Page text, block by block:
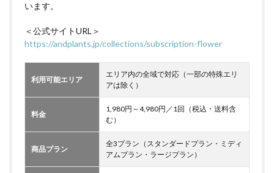
います。
＜公式サイトURL＞
https://andplants.jp/collections/subscription-flower
利用可能エリア
エリア内の全域で対応（一部の特殊エリ
アは除く）
料金
1,980円～4,980円／1回（税込・送料含
む）
商品プラン
全3プラン（スタンダードプラン・ミディ
アムプラン・ラージプラン）